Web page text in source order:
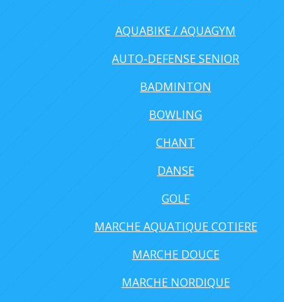
AQUABIKE / AQUAGYM
AUTO-DEFENSE SENIOR
BADMINTON
BOWLING
CHANT
DANSE
GOLF
MARCHE AQUATIQUE COTIERE
MARCHE DOUCE
MARCHE NORDIQUE